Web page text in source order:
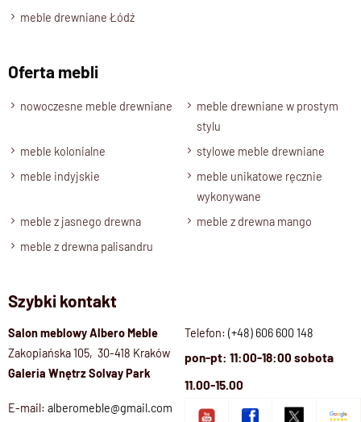
styludopasuje się do różnych aranżacji – od klasycznych,
przez kolonialne, aż po nowoczesne.
Tradycyjna komoda na lata –
trwałość i elegancja
To propozycja dla osób, które cenią:
✔️ naturalne, lite drewno,
✔️ tradycyjne rzemiosło i ręczne wykonanie,
Komoda z kolekcji Classic to inwestycja w mebel, który nie
tylko spełnia funkcje praktyczne, ale także wprowadza do
Zobacz tradycyjną komodę dwudrzwiową w salonie
Albero Meble w Krakowielub zamów online z dostawą.
meble drewniane Łódź
Oferta mebli
nowoczesne meble drewniane
meble drewniane w prostym
stylu
meble kolonialne
stylowe meble drewniane
meble indyjskie
meble unikatowe ręcznie
wykonywane
meble z jasnego drewna
meble z drewna mango
meble z drewna palisandru
Szybki kontakt
Salon meblowy Albero Meble
Zakopiańska 105, 30-418 Kraków
Galeria Wnętrz Solvay Park
Telefon: (+48) 606 600 148
pon-pt: 11:00-18:00 sobota
11.00-15.00
E-mail: alberomeble@gmail.com